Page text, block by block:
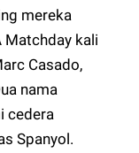
mereka
Matchday kali
Casado,
nama
cedera
Spanyol.